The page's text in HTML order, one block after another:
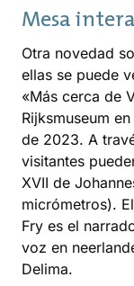
Mesa
Otra novedad
ellas se puede
«Más cerca de
Rijksmuseum
de 2023. A
visitantes
XVII de
micrómetros).
Fry es el
voz en
Delima.